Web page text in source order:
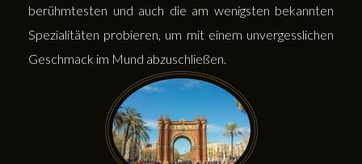
berühmtesten und auch die am wenigsten bekannten
Spezialitäten probieren, um mit einem unvergesslichen
Geschmack im Mund abzuschließen.